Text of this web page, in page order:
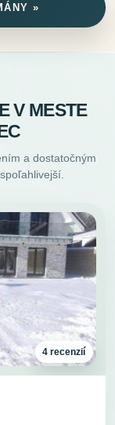
»
V MESTE
a dostatočným
4 recenzií